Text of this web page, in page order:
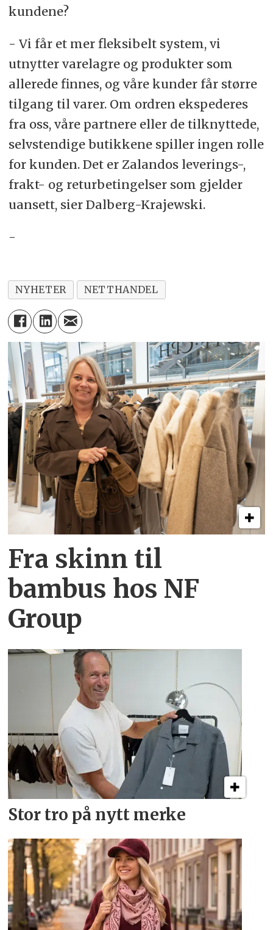
kundene?
- Vi får et mer fleksibelt system, vi
utnytter varelagre og produkter som
allerede finnes, og våre kunder får større
tilgang til varer. Om ordren ekspederes
fra oss, våre partnere eller de tilknyttede,
selvstendige butikkene spiller ingen rolle
for kunden. Det er Zalandos leverings-,
frakt- og returbetingelser som gjelder
uansett, sier Dalberg-Krajewski.
-
NYHETER NETTHANDEL
Fra skinn til
bambus hos NF
Group
Stor tro på nytt merke